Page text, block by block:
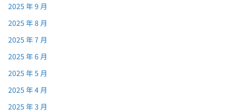
2025 年 9 月
2025 年 8 月
2025 年 7 月
2025 年 6 月
2025 年 5 月
2025 年 4 月
2025 年 3 月